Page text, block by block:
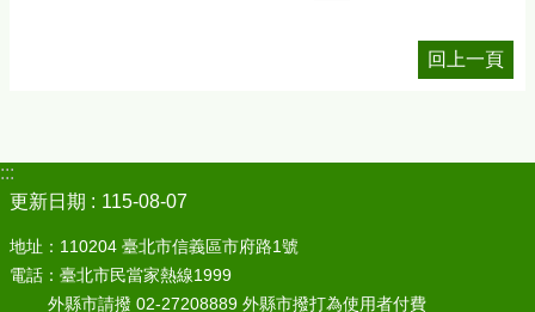
回上一頁
:::
更新日期
115-08-07
地址：110204 臺北市信義區市府路1號
電話：臺北市民當家熱線1999
外縣市請撥 02-27208889 外縣市撥打為使用者付費